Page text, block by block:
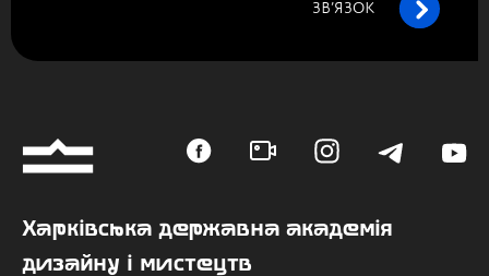
ЗВ’ЯЗОК
Харківська державна академія
дизайну і мистецтв